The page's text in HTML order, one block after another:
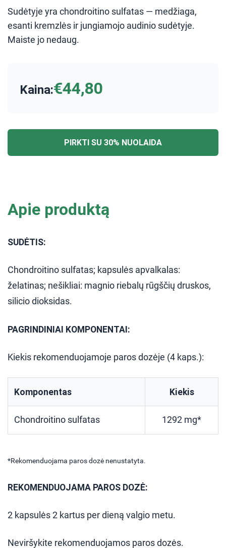
Sudėtyje yra chondroitino sulfatas — medžiaga,
esanti kremzlės ir jungiamojo audinio sudėtyje.
Maiste jo nedaug.
Kaina:€44,80
PIRKTI SU 30% NUOLAIDA
Apie produktą
SUDĖTIS:
Chondroitino sulfatas; kapsulės apvalkalas:
želatinas; nešikliai: magnio riebalų rūgščių druskos,
silicio dioksidas.
PAGRINDINIAI KOMPONENTAI:
Kiekis rekomenduojamoje paros dozėje (4 kaps.):
Komponentas Kiekis
Chondroitino sulfatas 1292 mg*
*Rekomenduojama paros dozė nenustatyta.
REKOMENDUOJAMA PAROS DOZĖ:
2 kapsulės 2 kartus per dieną valgio metu.
Neviršykite rekomenduojamos paros dozės.